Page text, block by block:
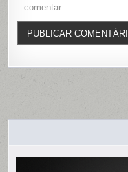
comentar.